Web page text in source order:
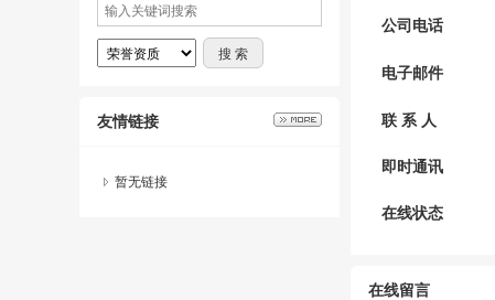
友情链接
暂无链接
公司电话
电子邮件
联 系 人
即时通讯
在线状态
在线留言